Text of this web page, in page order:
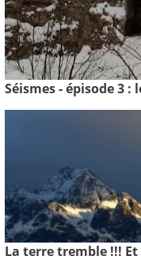
Séismes - épisode 3 :
La terre tremble !!!